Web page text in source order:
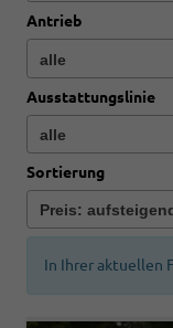
Antrieb
Ausstattungslinie
Sortierung
In Ihrer aktuellen